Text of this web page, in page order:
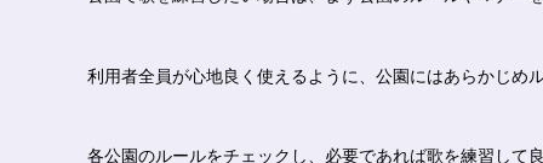
利用者全員が心地良く使えるように、公園にはあらかじめ
各公園のルールをチェックし、必要であれば歌を練習して